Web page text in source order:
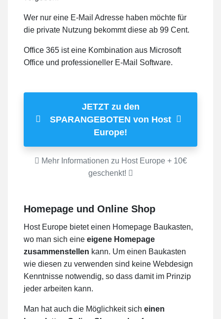
Wer nur eine E-Mail Adresse haben möchte für
die private Nutzung bekommt diese ab 99 Cent.
Office 365 ist eine Kombination aus Microsoft
Office und professioneller E-Mail Software.
JETZT zu den
SPARANGEBOTEN von Host
Europe!
Mehr Informationen zu Host Europe + 10€
geschenkt!
Homepage und Online Shop
Host Europe bietet einen Homepage Baukasten,
wo man sich eine eigene Homepage
zusammenstellen kann. Um einen Baukasten
wie diesen zu verwenden sind keine Webdesign
Kenntnisse notwendig, so dass damit im Prinzip
jeder arbeiten kann.
Man hat auch die Möglichkeit sich einen